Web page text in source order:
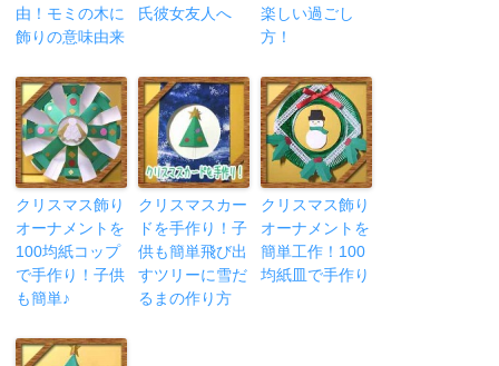
由！モミの木に
飾りの意味由来
氏彼女友人へ
楽しい過ごし
方！
クリスマス飾り
オーナメントを
100均紙コップ
で手作り！子供
も簡単♪
クリスマスカー
ドを手作り！子
供も簡単飛び出
すツリーに雪だ
るまの作り方
クリスマス飾り
オーナメントを
簡単工作！100
均紙皿で手作り